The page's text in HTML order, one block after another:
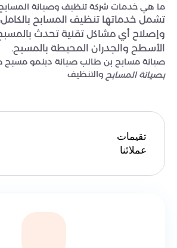
ما هي خدمات شركة تنظيف وصيانة المسابح
تشمل خدماتها تنظيف المسابح
وإصلاح أي مشاكل تقنية تحدث
الأسطح والجدران المحيطة بالمسبح.
صيانة مسابح بن طالب صيانة دينمو مسبح
بصيانة المسابح والتنظيف
تقيمات
عملائنا